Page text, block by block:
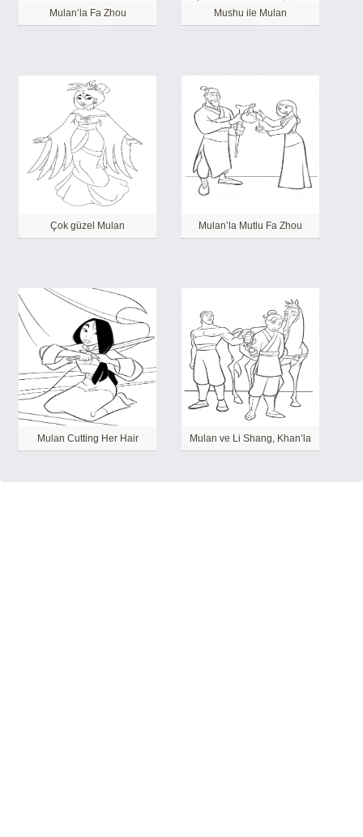
Mulan’la Fa Zhou Mushu ile Mulan
Çok güzel Mulan Mulan’la Mutlu Fa Zhou
Mulan Cutting Her Hair Mulan ve Li Shang, Khan’la